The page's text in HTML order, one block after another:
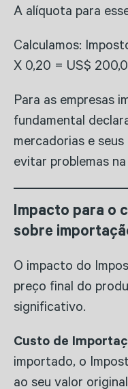
A alíquota para
Calculamos:
X 0,20 = US$
Para as empresas
fundamental
mercadorias e
evitar problemas
Impacto para o
sobre
O impacto do
preço final do
significativo.
Custo de
importado, o
ao seu valor